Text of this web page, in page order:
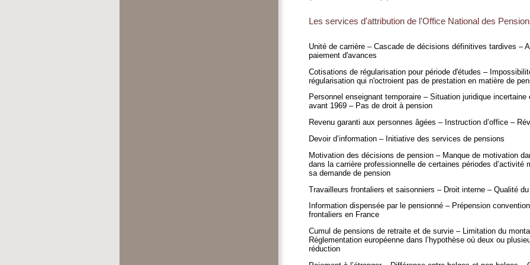
Les services d'attribution de l'Office National des
Unité de carrière – Cascade de décisions définitives tardives –
paiement d'avances
Cotisations de régularisation pour période d'études –
régularisation qui n'octroient pas de prestation en matière de
Personnel enseignant temporaire – Situation juridique
avant 1969 – Pas de droit à pension
Revenu garanti aux personnes âgées – Instruction d’office –
Devoir d’information – Initiative des services de pensions
Motivation des décisions de pension – Manque de motivation
dans la carrière professionnelle de certaines périodes d’activité
sa demande de pension
Travailleurs frontaliers et saisonniers – Droit interne – Qualité
Information dispensée par le pensionné – Prépension
frontaliers en France
Cumul de pensions de retraite et de survie – Limitation du
Réglementation européenne dans l’hypothèse où deux ou
réduction